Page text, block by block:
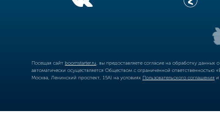
Посещая сайт boomstarter.ru , вы предоставляете согласие на обработку
автоматически осуществляется Обществом с ограниченной
Москва, Ленинский проспект, 15А) на условиях Пользовательского соглашения и